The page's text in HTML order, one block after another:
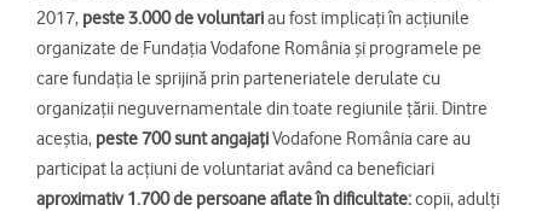
2017, peste 3.000 de voluntariau fost implicați în acțiunile
organizate de Fundația Vodafone România și programele pe
care fundația le sprijină prin parteneriatele derulate cu
organizații neguvernamentale din toate regiunile țării. Dintre
aceștia, peste 700 sunt angajațiVodafone România care au
participat la acțiuni de voluntariat având ca beneficiari
aproximativ 1.700 de persoane aflate în dificultate:copii, adulți